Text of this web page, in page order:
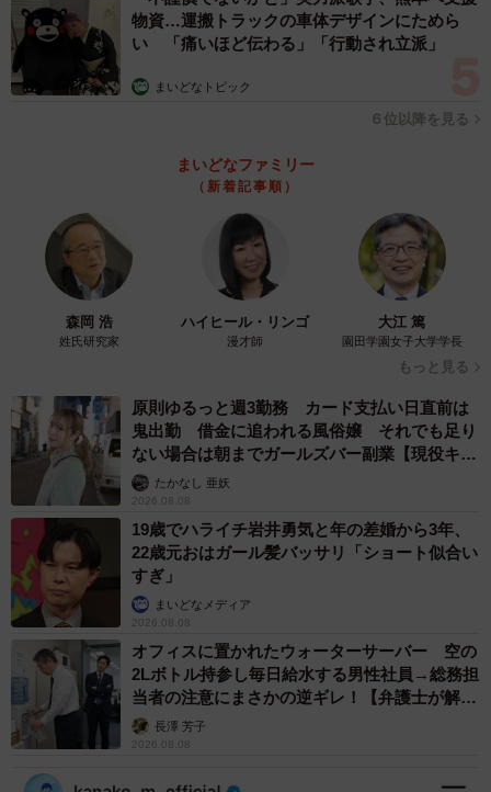
物資…運搬トラックの車体デザインにためら
い 「痛いほど伝わる」「行動され立派」
まいどなトピック
６位以降を見る
まいどなファミリー
（新着記事順）
森岡 浩
姓氏研究家
ハイヒール・リンゴ
漫才師
大江 篤
園田学園女子大学学長
もっと見る
原則ゆるっと週3勤務 カード支払い日直前は
鬼出勤 借金に追われる風俗嬢 それでも足り
ない場合は朝までガールズバー副業【現役キャ
ストに取材】
たかなし 亜妖
2026.08.08
19歳でハライチ岩井勇気と年の差婚から3年、
22歳元おはガール髪バッサリ「ショート似合い
すぎ」
まいどなメディア
2026.08.08
オフィスに置かれたウォーターサーバー 空の
2Lボトル持参し毎日給水する男性社員→総務担
当者の注意にまさかの逆ギレ！【弁護士が解
説】長澤 芳子
2026.08.08